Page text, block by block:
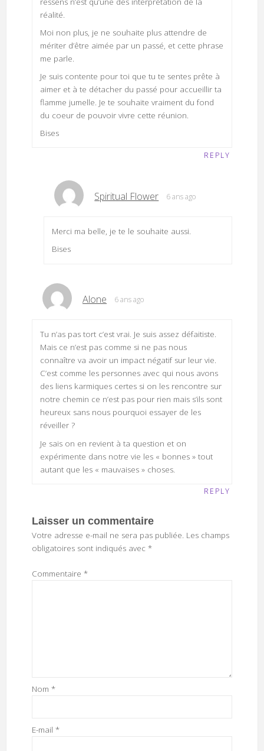
réalité.
Moi non plus, je ne souhaite plus attendre de
mériter d’être aimée par un passé, et cette phrase
me parle.
Je suis contente pour toi que tu te sentes prête à
aimer et à te détacher du passé pour accueillir ta
flamme jumelle. Je te souhaite vraiment du fond
du coeur de pouvoir vivre cette réunion.
Bises
REPLY
Spiritual Flower 6 ans ago
Merci ma belle, je te le souhaite aussi.
Bises
Alone 6 ans ago
Tu n’as pas tort c’est vrai. Je suis assez défaitiste.
Mais ce n’est pas comme si ne pas nous
connaître va avoir un impact négatif sur leur vie.
C’est comme les personnes avec qui nous avons
des liens karmiques certes si on les rencontre sur
notre chemin ce n’est pas pour rien mais s’ils sont
heureux sans nous pourquoi essayer de les
réveiller ?
Je sais on en revient à ta question et on
expérimente dans notre vie les « bonnes » tout
autant que les « mauvaises » choses.
REPLY
Laisser un commentaire
Votre adresse e-mail ne sera pas publiée. Les champs
obligatoires sont indiqués avec *
Commentaire *
Nom *
E-mail *